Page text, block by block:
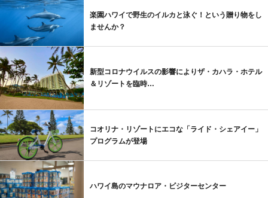
楽園ハワイで野生のイルカと泳ぐ！という贈り物をし
ませんか？
新型コロナウイルスの影響によりザ・カハラ・ホテル
＆リゾートを臨時…
コオリナ・リゾートにエコな「ライド・シェアイー」
プログラムが登場
ハワイ島のマウナロア・ビジターセンター